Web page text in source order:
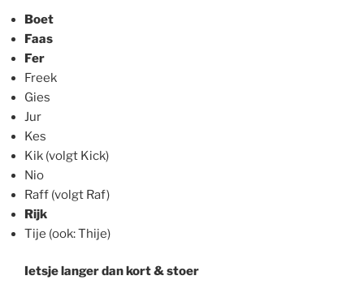
Boet
Faas
Fer
Freek
Gies
Jur
Kes
Kik (volgt Kick)
Nio
Raff (volgt Raf)
Rijk
Tije (ook: Thije)
Ietsje langer dan kort & stoer